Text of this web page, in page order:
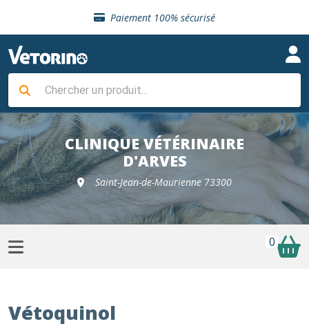
Paiement 100% sécurisé
Livraison gratuite en clinique vétérinaire
Sélection de croquettes vétérinaire
Livraison gratuite en clinique vétérinaire
Retour gratuit en clinique
Sélection de croquettes vétérinaire
CLINIQUE VÉTÉRINAIRE
D'ARVES
Saint-Jean-de-Maurienne 73300
0
Vétoquinol